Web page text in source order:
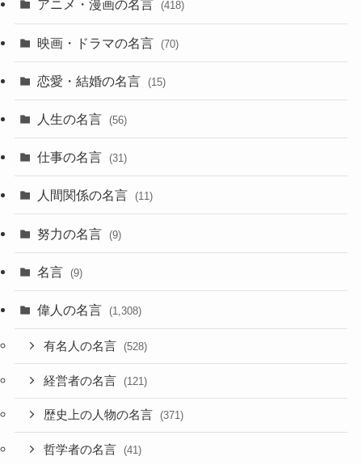
アニメ・漫画の名言 (418)
映画・ドラマの名言 (70)
恋愛・結婚の名言 (15)
人生の名言 (56)
仕事の名言 (31)
人間関係の名言 (11)
努力の名言 (9)
名言 (9)
偉人の名言 (1,308)
有名人の名言 (528)
経営者の名言 (121)
歴史上の人物の名言 (371)
哲学者の名言 (41)